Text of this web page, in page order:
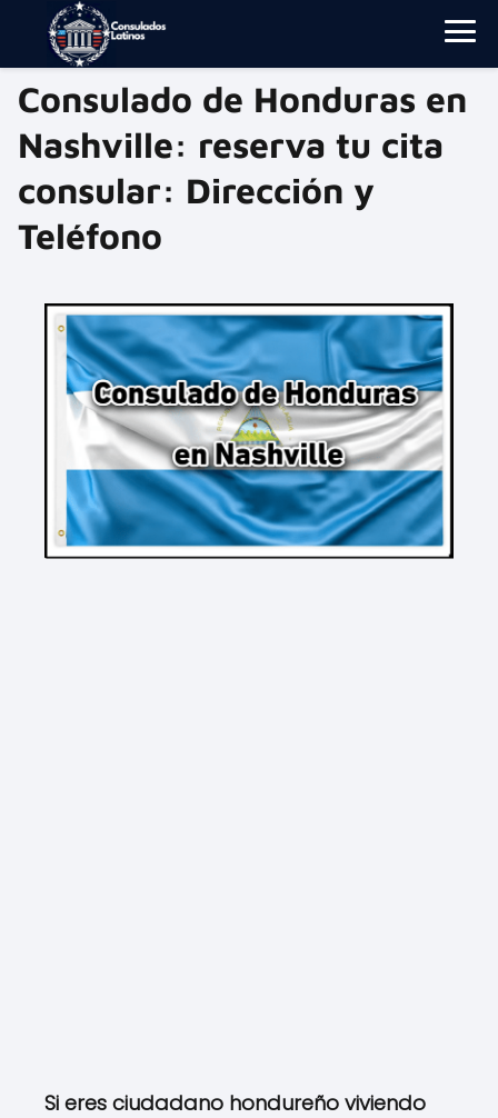
Consulado de Honduras en
Nashville: reserva tu cita
consular: Dirección y
Teléfono
Si eres ciudadano hondureño viviendo